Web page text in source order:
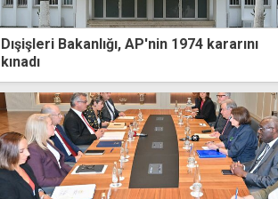
Dışişleri Bakanlığı, AP'nin 1974 kararını
kınadı